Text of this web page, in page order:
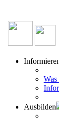
Was
Ausbilden